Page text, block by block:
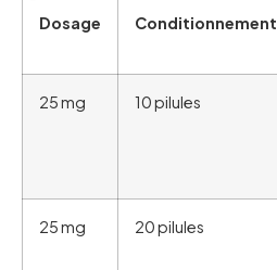
Dosage Conditionnement
25 mg 10 pilules
25 mg 20 pilules